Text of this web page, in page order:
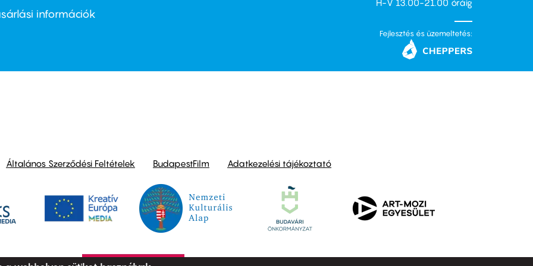
információk
H-V 13.00-21.00 óráig
Fejlesztés és üzemeltetés:
Általános Szerződési Feltételek BudapestFilm Adatkezelési tájékoztató